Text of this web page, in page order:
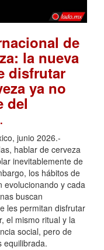
de
la nueva
disfrutar
ya no
del
.
junio 2026.-
hablar de cerveza
inevitablemente de
los hábitos de
evolucionando y cada
buscan
les permitan disfrutar
el mismo ritual y la
social, pero de
equilibrada.